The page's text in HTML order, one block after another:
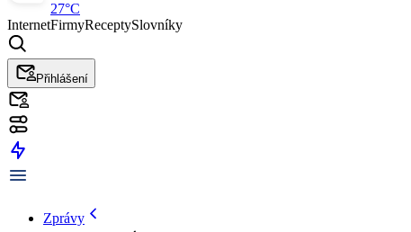
27°C
InternetFirmyReceptySlovníky
Přihlášení
Zprávy